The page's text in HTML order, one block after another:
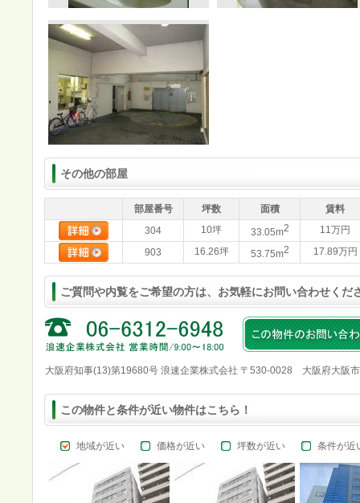
その他の部屋
部屋番号 坪数 面積
賃料
304
10坪 33.05m2
11万円
903
16.26坪 53.75m2 17.89万円
ご質問や内覧をご希望の方は、お気軽にお問い合わせくだ
大阪府知事(13)第19680号 浪速企業株式会社 〒530-0028 大阪府大阪
この物件と条件が近い物件はこちら！
地域が近い 価格が近い 坪数が近い 条件が近